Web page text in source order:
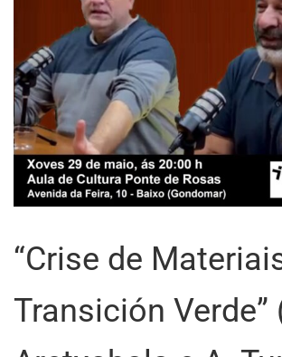
“Crise de
Transición Verde”